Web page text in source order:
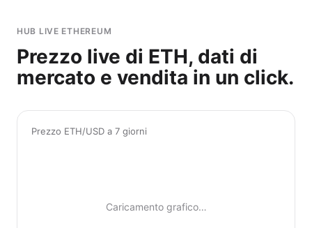
HUB LIVE ETHEREUM
Prezzo live di ETH, dati di
mercato e vendita in un click.
Prezzo ETH/USD a 7 giorni
Caricamento grafico…